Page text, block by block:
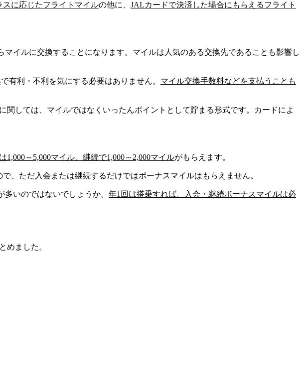
に応じたフライトマイルの他に、 JALカードで決済した場合にもらえるフライト
イルに交換することになります。マイルは人気のある交換先であることも影響し
有利・不利を気にする必要はありません。 マイル交換手数料などを支払うことも
関しては、マイルではなくいったんポイントとして貯まる形式です。カードによ
1,000～5,000マイル 継続で1,000～2,000マイルがもらえます。
、ただ入会または継続するだけではボーナスマイルはもらえません。
いのではないでしょうか。 年1回は搭乗すれば、入会・継続ボーナスマイルは必
めました。